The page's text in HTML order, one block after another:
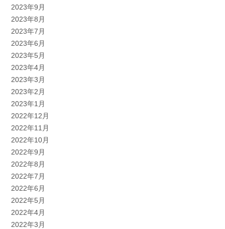
2023年9月
2023年8月
2023年7月
2023年6月
2023年5月
2023年4月
2023年3月
2023年2月
2023年1月
2022年12月
2022年11月
2022年10月
2022年9月
2022年8月
2022年7月
2022年6月
2022年5月
2022年4月
2022年3月